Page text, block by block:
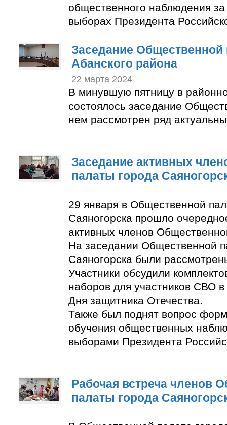
общественного наблюдения
выборах Президента
Заседание Общественной
Абанского района
22 марта 2024
В минувшую пятницу в
состоялось заседание
нем рассмотрен ряд
Заседание активных
палаты города
29 января в Общественной
Саяногорска прошло
активных членов
На заседании Общественной
Саяногорска были
Участники обсудили
наборов для участников СВО в
Дня защитника Отечества.
Также был поднят вопрос
обучения общественных
выборами Президента
Рабочая встреча членов
палаты города